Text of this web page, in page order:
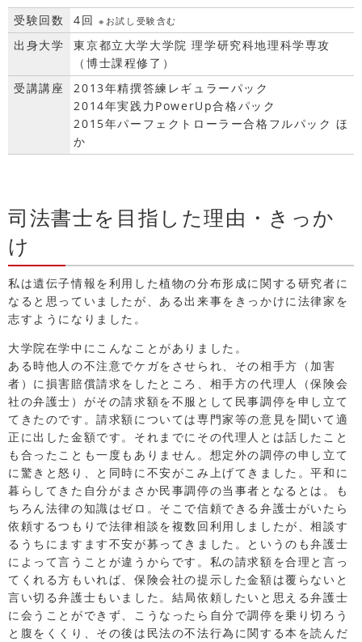
受験回数 4回※お試し受験含む
出身大学
東京都立大学大学院 理学研究科地理科学専攻
（博士課程修了）
受講講座
2013年精撰答練レギュラーパック
2014年実践力PowerUp合格パック
2015年パーフェクトローラー合格フルパック ほ
か
司法書士を目指した理由・きっか
け
私は遺伝子情報を利用した植物の分布形成に関する研究者に
なると思っていましたが、ある出来事をきっかけに法律家を
志すようになりました。
大学院在学中にこんなことがありました。
ある時他人の不注意でケガをさせられ、その相手方（加害
者）に損害賠償請求をしたところ、相手方の代理人（保険会
社の弁護士）がその請求額を不服として民事調停を申し立て
てきたのです。請求額については専門家等の意見を聞いて適
正に出した金額です。それまでにその代理人とは話したこと
も合ったことも一度もありません。想定外の調停の申し立て
に驚きと怒り、と同時に不安がこみ上げてきました。平和に
暮らしてきた自分がまさか民事調停の当事者となるとは。も
ちろん法律の知識はゼロ。そこで信頼できる弁護士がいたら
依頼するつもりで法律相談を複数回利用しましたが、相談す
るうちにますます不安が募ってきました。というのも弁護士
によって言うことが違うからです。私の請求額を合理と言っ
てくれる方もいれば、保険会社の提示した金額は覆らないと
言い切る弁護士もいました。結局依頼したいと思える弁護士
に会うことができず、こうなったら自分で調停を乗り切ろう
と腹をくくり、その後は民法の不法行為に関する本を読んだ